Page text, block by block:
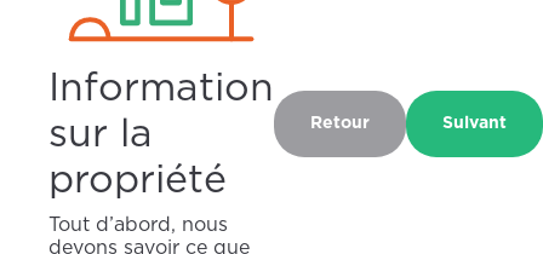
Information
sur la
propriété
Tout d’abord, nous
devons savoir ce que
Retour Sulvant